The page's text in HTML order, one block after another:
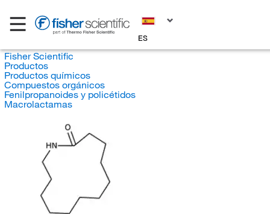
ES
Fisher Scientific
Productos
Productos químicos
Compuestos orgánicos
Fenilpropanoides y policétidos
Macrolactamas